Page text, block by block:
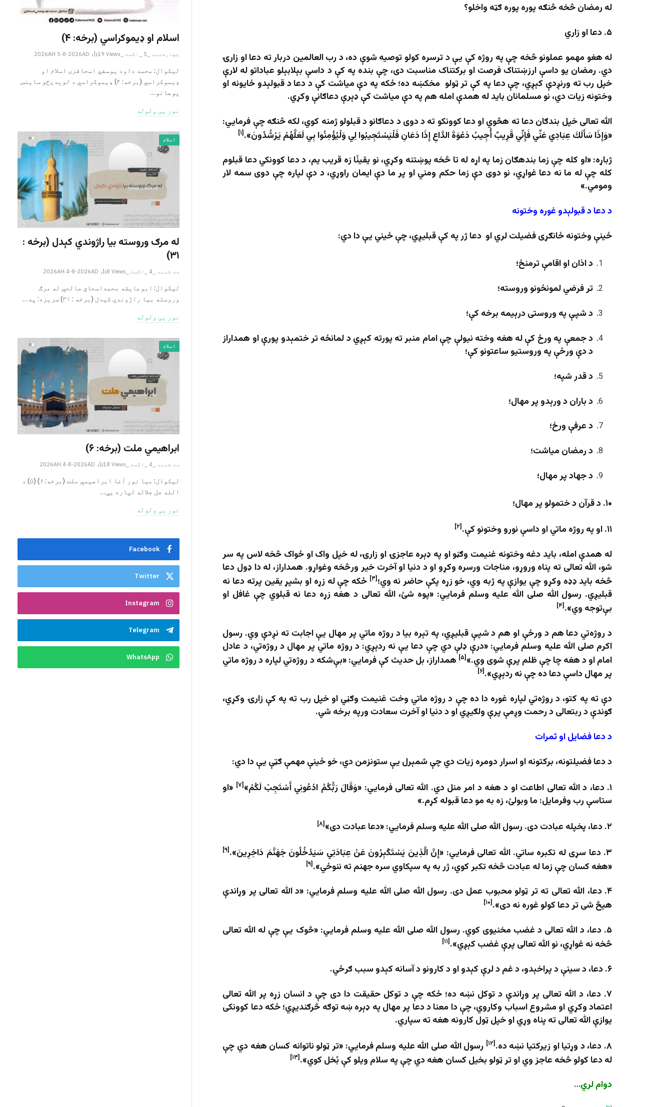
له رمضان څخه څنګه پوره پوره ګټه واخلو؟
۵. دعا او زاري
له هغو مهمو عملونو څخه چې په روژه کې یې د ترسره کولو توصیه شوې ده، د رب العالمین دربار ته دعا او زارۍ
دي. رمضان یو داسې ارزښتناک فرصت او برکتناک مناسبت دی، چې بنده په کې د داسې بېلابېلو عباداتو له لارې
خپل رب ته ورنږدې کېږي، چې دعا په کې تر ټولو مخکښه ده؛ ځکه په دې میاشت کې د دعا د قبولېدو ځایونه او
وختونه زیات دي، نو مسلمانان باید له همدې امله هم په دې میاشت کې ډېرې دعاګانې وکړي.
الله تعالی خپل بندګان دعا ته هڅوي او دعا کوونکو ته د دوی د دعاګانو د قبلولو ژمنه کوي، لکه څنګه چې فرمايي:
«وَإِذَا سَأَلَكَ عِبَادِي عَنِّي فَإِنِّي قَرِيبٌ أُجِيبُ دَعْوَةَ الدَّاعِ إِذَا دَعَانِ فَلْيَسْتَجِيبُوا لِي وَلْيُؤْمِنُوا بِي لَعَلَّهُمْ يَرْشُدُونَ».[۱]
ژباړه: «او كله چې زما بنده­ګان زما په اړه له تا څخه پوښتنه وكړي، نو یقینًا زه قریب یم، د دعا كوونكي دعا قبلوم
كله چې له ما نه دعا غواړي، نو دوى دې زما حكم ومني او پر ما دې ایمان راوړي، د دې لپاره چې دوى سمه لار
ومومي.»
د دعا د قبولېدو غوره وختونه
ځینې وختونه ځانګړی فضیلت لري او دعا ژر په کې قبلیږي، چې ځيني یې دا دي:
د اذان او اقامې ترمنځ؛
تر فرضي لمونځونو وروسته؛
د شپې په وروستی درېیمه برخه کې؛
د جمعې په ورځ کې له هغه وخته نیولې چې امام منبر ته پورته کېږي د لمانځه تر ختمېدو پورې او همداراز
د دې ورځې په وروستیو ساعتونو کې؛
د قدر شپه؛
د باران د ورېدو پر مهال؛
د عرفې ورځ؛
د رمضان میاشت؛
د جهاد پر مهال؛
۱۰. د قرآن د ختمولو پر مهال؛
۱۱. او په روژه ماتي او داسې نورو وختونو کې.
[۲]
له همدې امله، باید دغه وختونه غنیمت وګڼو او په ډېره عاجزۍ او زارۍ، له خپل واک او ځواک څخه لاس په سر
شو، الله تعالی ته پناه وروړو، مناجات ورسره وکړو او د دنیا او آخرت خیر ورڅخه وغواړو. همداراز، له دا ډول دعا
څخه باید ډډه وکړو چې یوازې په ژبه وي، خو زړه پکې حاضر نه وي؛[۳]
ځکه چې له زړه او بشپړ یقین پرته دعا نه
قبلیږي. رسول الله صلی الله علیه وسلم فرمايي: «پوه شئ، الله تعالی د هغه زړه دعا نه قبلوي چې غافل او
بې‌توجه وي».[۴]
د روژه‌تي دعا هم د ورځې او هم د شپې قبلیږي، په تېره بیا د روژه ماتي پر مهال یې اجابت ته نږدې وي. رسول
اکرم صلی الله علیه وسلم فرمايي: «درې ډلې دي چې دعا یې نه ردېږي: د روژه ماتي پر مهال د روژه‌تي، د عادل
امام او د هغه چا چې ظلم پرې شوی وي.»[۵]
همداراز، بل حدیث کې فرمايي: «بې‌شکه د روژه‌تي لپاره د روژه ماتي
پر مهال داسې دعا ده چې نه ردېږي».[۶]
دې ته په کتو، د روژه‌تي لپاره غوره دا ده چې د روژه ماتي وخت غنیمت وګڼي او خپل رب ته په کې زارۍ وکړي،
ګوندې د رب­تعالی د رحمت وږمې پرې ولګيږي او د دنیا او آخرت سعادت ورپه برخه شي.
د دعا فضایل او ثمرات
د دعا فضیلتونه، برکتونه او اسرار دومره زیات دي چې شمېرل یې ستونزمن دي، خو ځینې مهمې ګټې یې دا دي:
۱. دعا، د الله تعالی اطاعت او د هغه د امر منل دي. الله تعالی فرمايي: «وَقَالَ رَبُّكُمُ ادْعُونِي أَسْتَجِبْ لَكُمْ»[۷]
«او
ستاسې رب وفرمایل: ما وبولئ، زه به مو دعا قبوله کړم.»
۲. دعا، پخپله عبادت دی. رسول الله صلی الله علیه وسلم فرمايي: «دعا عبادت دی»[۸]
۳. دعا سړی له تکبره ساتي. الله تعالی فرمايي: «إِنَّ الَّذِينَ يَسْتَكْبِرُونَ عَنْ عِبَادَتِي سَيَدْخُلُونَ جَهَنَّمَ دَاخِرِينَ».[۹]
«هغه کسان چې زما له عبادت څخه تکبر کوي، ژر به په سپکاوي سره جهنم ته ننوځي».[۹]
۴. دعا، الله تعالی ته تر ټولو محبوب عمل دی. رسول الله صلی الله علیه وسلم فرمايي: «د الله تعالی پر وړاندې
هیڅ شی تر دعا کولو غوره نه دی».[۱۰]
۵. دعا، د الله تعالی د غضب مخنیوی کوي. رسول الله صلی الله علیه وسلم فرمايي: «څوک یې چې له الله تعالی
څخه نه غواړي، نو الله تعالی پرې غضب کېږي».[۱۱]
۶. دعا، دسینې د پراخېدو، د غم د لرې کېدو او د کارونو دآسانه کېدو سبب ګرځي.
۷. دعا، د الله تعالی پر وړاندې د توکل نښه ده؛ ځکه چې د توکل حقیقت دا دی چې د انسان زړه پر الله تعالی
اعتماد وکړي او مشروع اسباب وکاروي، چې دا معنا د دعا پر مهال په ډېره ښه توګه څرګندیږي؛ ځکه دعا کوونکی
یوازې الله تعالی ته پناه وړي او خپل ټول کارونه هغه ته سپاري.
۸. دعا، د وړتیااو زیرکتیا نښه ده.[۱۲]
رسول الله صلی الله علیه وسلم فرمايي: «تر ټولو ناتوانه کسان هغه دي چې
له دعا کولو څخه عاجز وي او تر ټولو بخیل کسان هغه دي چې په سلام ویلو کې بُخل کوي».[۱۳]
دواملري…
اسلام او ډیموکراسي (برخه: ۴)
چهارشنبه _5 _اگست _2026AH 5-8-2026AD 19 Views
لیکوال: محمد داود یوسفي اسحاقزی اسلام او
ډیموکراسي (برخه: ۴) ډیموکراسي د لوېدیځو ساینس
پوهانو…
نور یی ولوله
اسلام
له مرګ وروسته بیا راژوندي کېدل (برخه :
۳۱)
سه شنبه _4 _اگست _2026AH 4-8-2026AD 8 Views
لیکوال: ابوعایشه محمداسحاق صالحي له مرګ
وروسته بیا راژوندي کېدل (برخه : ۳۱) سریزه: په…
نور یی ولوله
اسلام
ابراهيمي ملت (برخه: ۶)
سه شنبه _4 _اگست _2026AH 4-8-2026AD 18 Views
ليکوال: میا نور آغا ابراهيمي ملت (برخه: ۶) (۵) د
الله جل جلاله لپاره یې…
نور یی ولوله
Facebook
Twitter
Instagram
Telegram
WhatsApp